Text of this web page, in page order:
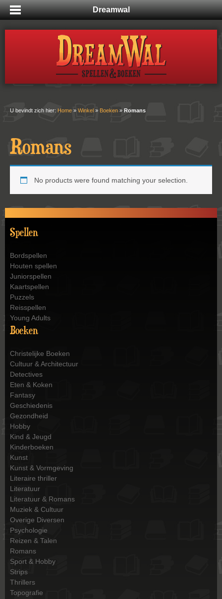
Dreamwal
U bevindt zich hier: Home » Winkel » Boeken » Romans
Romans
No products were found matching your selection.
Spellen
Bordspellen
Houten spellen
Juniorspellen
Kaartspellen
Puzzels
Reisspellen
Young Adults
Boeken
Christelijke Boeken
Cultuur & Architectuur
Detectives
Eten & Koken
Fantasy
Geschiedenis
Gezondheid
Hobby
Kind & Jeugd
Kinderboeken
Kunst
Kunst & Vormgeving
Literaire thriller
Literatuur
Literatuur & Romans
Muziek & Cultuur
Overige Diversen
Psychologie
Reizen & Talen
Romans
Sport & Hobby
Strips
Thrillers
Topografie